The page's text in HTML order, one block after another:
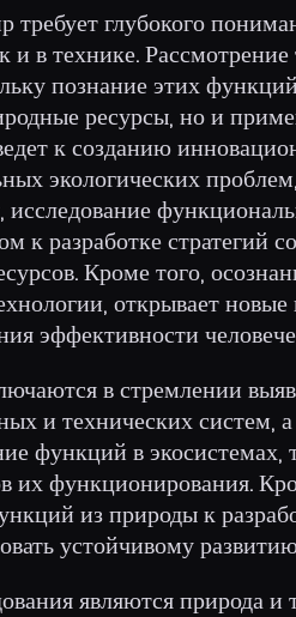
требует глубокого
и в технике.
познание этих
ресурсы, но и
к созданию
экологических
исследование
к разработке стратегий
Кроме того,
открывает
эффективности
в стремлении
и технических систем,
функций в
функционирования.
из природы к
устойчивому
являются природа